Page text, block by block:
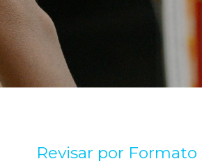
Revisar por Formato